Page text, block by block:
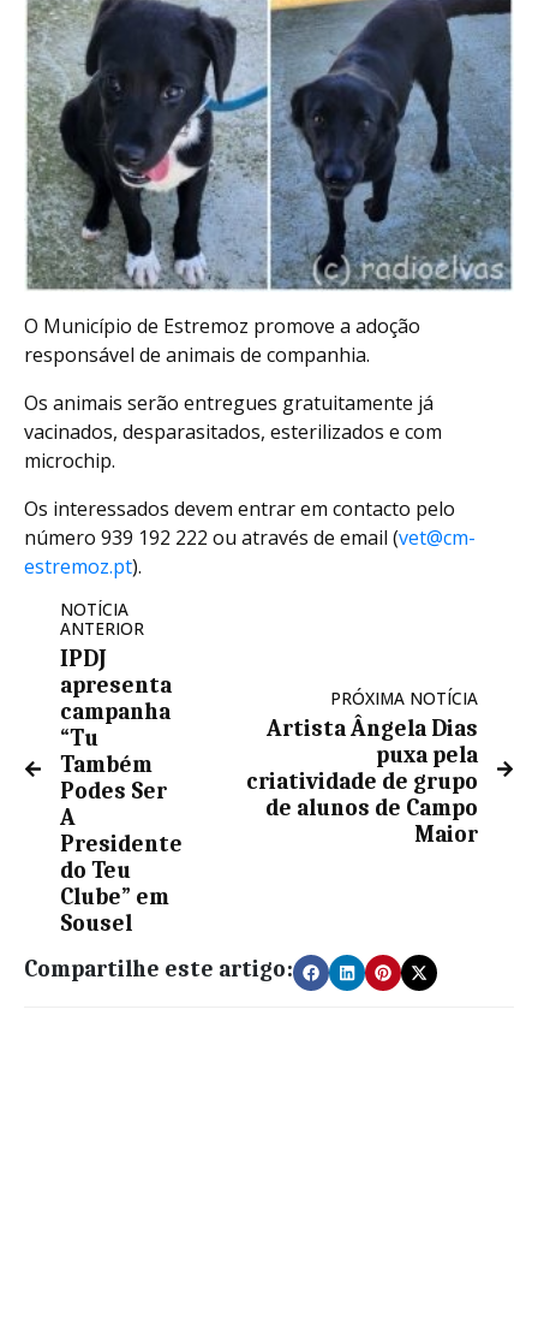
O Município de Estremoz promove a adoção
responsável de animais de companhia.
Os animais serão entregues gratuitamente já
vacinados, desparasitados, esterilizados e com
microchip.
Os interessados devem entrar em contacto pelo
número 939 192 222 ou através de email (vet@cm-
estremoz.pt).
NOTÍCIA
ANTERIOR
IPDJ
apresenta
campanha
“Tu
Também
Podes Ser
A
Presidente
do Teu
Clube” em
Sousel
PRÓXIMA NOTÍCIA
Artista Ângela Dias
puxa pela
criatividade de grupo
de alunos de Campo
Maior
Compartilhe este artigo: